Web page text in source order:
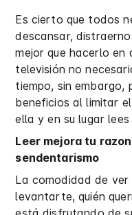
Es cierto que todos
descansar,
mejor que hacerlo en
televisión no
tiempo, sin embargo,
beneficios al limitar
ella y en su lugar lees
Leer mejora tu
sendentarismo
La comodidad de ver
levantarte, quién